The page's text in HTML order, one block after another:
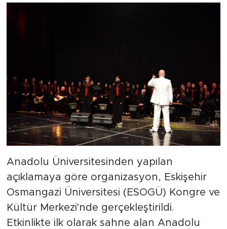
Anadolu Üniversitesinden yapılan
açıklamaya göre organizasyon, Eskişehir
Osmangazi Üniversitesi (ESOGÜ) Kongre ve
Kültür Merkezi'nde gerçekleştirildi.
Etkinlikte ilk olarak sahne alan Anadolu